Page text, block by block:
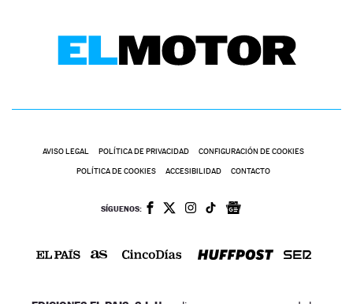
AVISO LEGAL POLÍTICA DE PRIVACIDAD CONFIGURACIÓN DE COOKIES
POLÍTICA DE COOKIES ACCESIBILIDAD CONTACTO
SÍGUENOS: